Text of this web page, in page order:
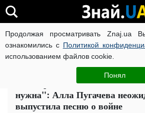
Продолжая просматривать Znaj.ua
ознакомились с Политикой
использованием файлов cookie.
Понял
ВОЙНА РОССИИ ПРОТИВ
Шоу-бизнес
"Из нормальных людей нах*й
нужна": Алла Пугачева
выпустила песню о войне